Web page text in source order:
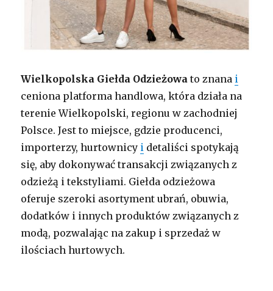
Wielkopolska Giełda Odzieżowa to znana i
ceniona platforma handlowa, która działa na
terenie Wielkopolski, regionu w zachodniej
Polsce. Jest to miejsce, gdzie producenci,
importerzy, hurtownicy i detaliści spotykają
się, aby dokonywać transakcji związanych z
odzieżą i tekstyliami. Giełda odzieżowa
oferuje szeroki asortyment ubrań, obuwia,
dodatków i innych produktów związanych z
modą, pozwalając na zakup i sprzedaż w
ilościach hurtowych.